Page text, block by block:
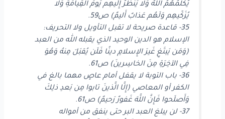
يُكَلِّمُهُمُ اللَّهُ وَلا يَنظُرُ إِلَيهِم يَومَ القِيامَةِ وَلا
يُزَكّيهِم وَلَهُم عَذابٌ أَليمٌ) ص59.
35- قاعدة صريحة لا تقبل التأويل ولا التحريف:
الإسلام هو الدين الوحيد الذي يقبله الله من العبد
(وَمَن يَبتَغِ غَيرَ الإِسلامِ دينًا فَلَن يُقبَلَ مِنهُ وَهُوَ
فِي الآخِرَةِ مِنَ الخاسِرينَ) ص61.
36- باب التوبة لا يقفل أمام عاصٍ مهما بالغ في
الكفر أو المعاصي (إِلَّا الَّذينَ تابوا مِن بَعدِ ذلِكَ
وَأَصلَحوا فَإِنَّ اللَّهَ غَفورٌ رَحيمٌ) ص61.
37- لن يبلغ العبد البر حتى ينفق من أمواله